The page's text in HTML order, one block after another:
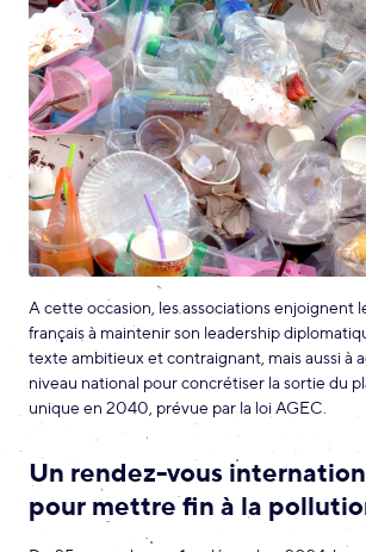
A cette occasion, les associations enjoignent
français à maintenir son leadership
texte ambitieux et contraignant, mais aussi à
niveau national pour concrétiser la sortie du
unique en 2040, prévue par la loi AGEC.
Un rendez-vous
pour mettre fin à la